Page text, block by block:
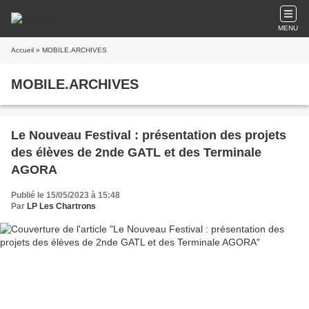
MENU
Accueil » MOBILE.ARCHIVES
MOBILE.ARCHIVES
Le Nouveau Festival : présentation des projets
des élèves de 2nde GATL et des Terminale
AGORA
Publié le 15/05/2023 à 15:48
Par LP Les Chartrons